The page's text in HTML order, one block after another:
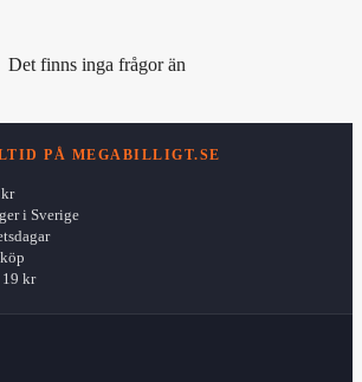
Det finns inga frågor än
PÅ MEGABILLIGT.SE
i Sverige
19 kr